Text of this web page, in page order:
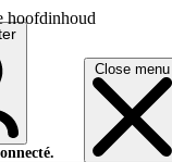
hoofdinhoud
Close menu